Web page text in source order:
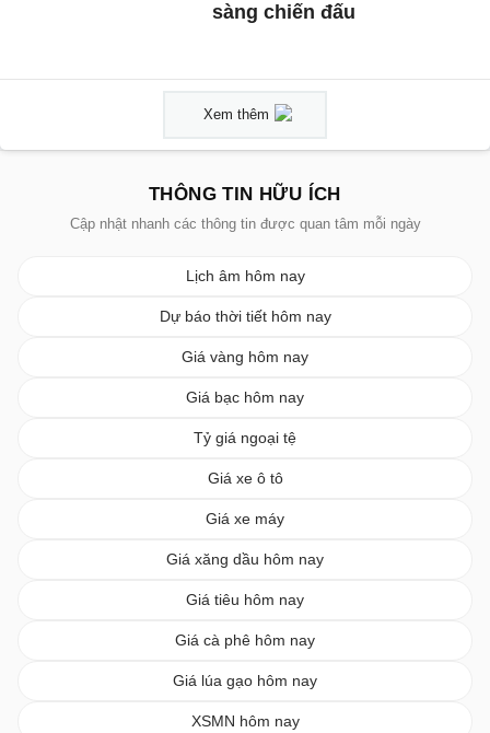
sàng chiến đấu
Xem thêm
THÔNG TIN HỮU ÍCH
Cập nhật nhanh các thông tin được quan tâm mỗi ngày
Lịch âm hôm nay
Dự báo thời tiết hôm nay
Giá vàng hôm nay
Giá bạc hôm nay
Tỷ giá ngoại tệ
Giá xe ô tô
Giá xe máy
Giá xăng dầu hôm nay
Giá tiêu hôm nay
Giá cà phê hôm nay
Giá lúa gạo hôm nay
XSMN hôm nay